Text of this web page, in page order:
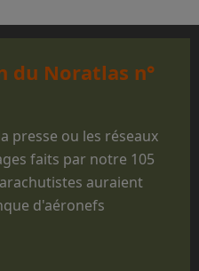
du Noratlas n°
presse ou les réseaux
faits par notre 105
auraient
d'aéronefs